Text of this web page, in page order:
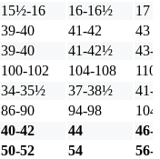
15½-16 16-16½
17
39-40 41-42
43
39-40 41-42½
43-
100-102 104-108
34-35½ 37-38½
41-
86-90 94-98
40-42 44
46-
50-52 54
56-